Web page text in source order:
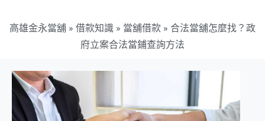
高雄金永當舖 » 借款知識 » 當舖借款 » 合法當舖怎麼找？政
府立案合法當鋪查詢方法